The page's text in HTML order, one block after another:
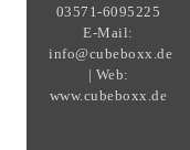
03571-6095225
E-Mail:
info@cubeboxx.de
| Web:
www.cubeboxx.de